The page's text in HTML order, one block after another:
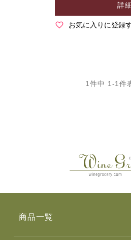
詳
お気に入りに登録
1 件中 1 -1件
商品一覧